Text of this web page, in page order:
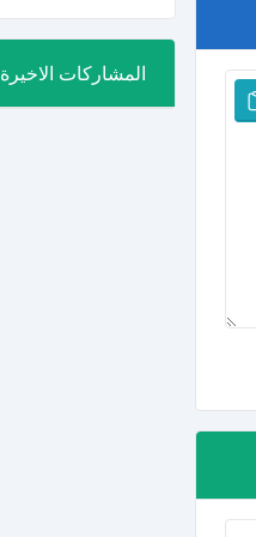
المشاركات الاخيرة